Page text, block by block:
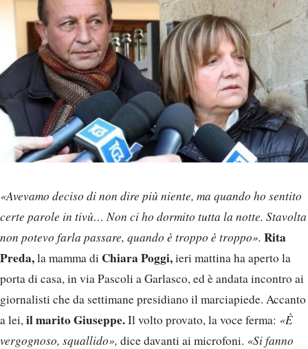
«Avevamo deciso di non dire più niente, ma quando ho sentito
certe parole in tivù… Non ci ho dormito tutta la notte. Stavolta
non potevo farla passare, quando è troppo è troppo». Rita
Preda,la mamma di Chiara Poggi,ieri mattina ha aperto la
porta di casa, in via Pascoli a Garlasco, ed è andata incontro ai
giornalisti che da settimane presidiano il marciapiede. Accanto
a lei,il marito Giuseppe.Il volto provato, la voce ferma: «È
vergognoso, squallido», dice davanti ai microfoni. «Si fanno